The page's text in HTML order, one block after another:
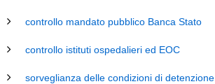
controllo mandato pubblico Banca Stato
controllo istituti ospedalieri ed EOC
sorveglianza delle condizioni di detenzione